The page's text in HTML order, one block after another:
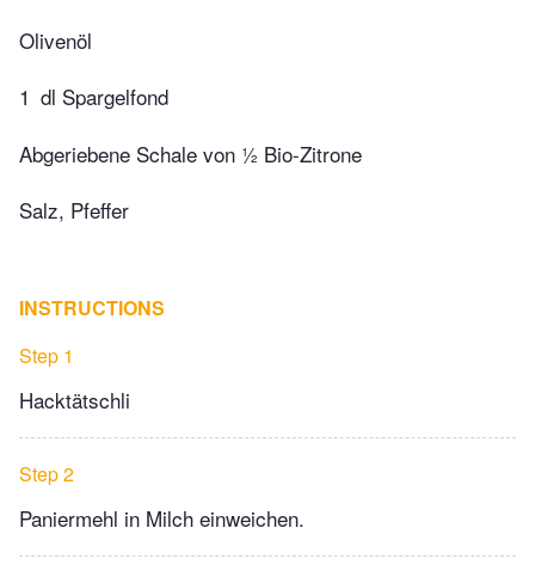
Olivenöl
1 dl Spargelfond
Abgeriebene Schale von ½ Bio-Zitrone
Salz, Pfeffer
INSTRUCTIONS
Step 1
Hacktätschli
Step 2
Paniermehl in Milch einweichen.